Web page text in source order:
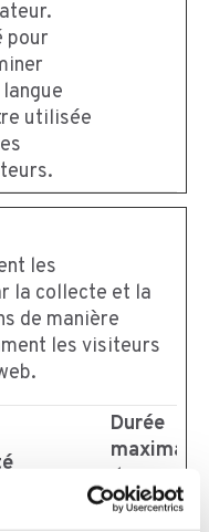
pour
utilisée
les
la collecte et la
de manière
les visiteurs
Durée
maximale
de